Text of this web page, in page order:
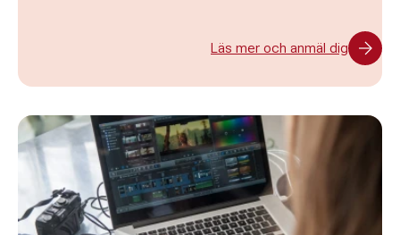
Läs mer och anmäl dig